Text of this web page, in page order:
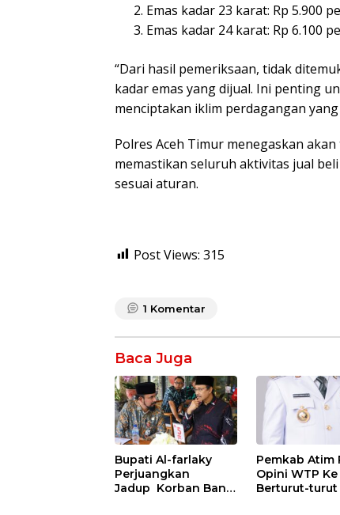
Emas kadar 23 karat: Rp 5.900
Emas kadar 24 karat: Rp 6.100
“Dari hasil pemeriksaan, tidak
kadar emas yang dijual. Ini penting
menciptakan iklim perdagangan
Polres Aceh Timur menegaskan
memastikan seluruh aktivitas jual
sesuai aturan.
Post Views: 315
1 Komentar
Baca Juga
Bupati Al-farlaky
Perjuangkan
Jadup Korban Banjir
Pemkab Atim
Opini WTP Ke
Berturut-turut